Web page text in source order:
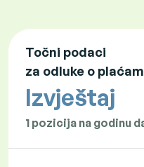
Točni podaci
za odluke o
Izvještaj
1 pozicija na godinu